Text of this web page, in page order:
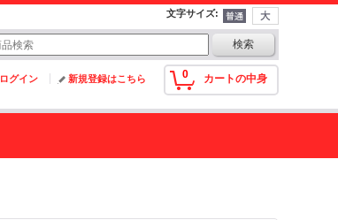
文字サイズ:
0 カートの中身
ログイン 新規登録はこちら